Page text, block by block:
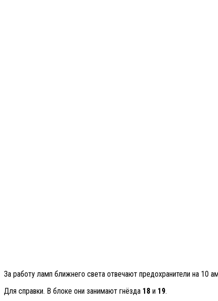
За работу ламп ближнего света отвечают предохранители на 10
Для справки. В блоке они занимают гнёзда 18 и 19.